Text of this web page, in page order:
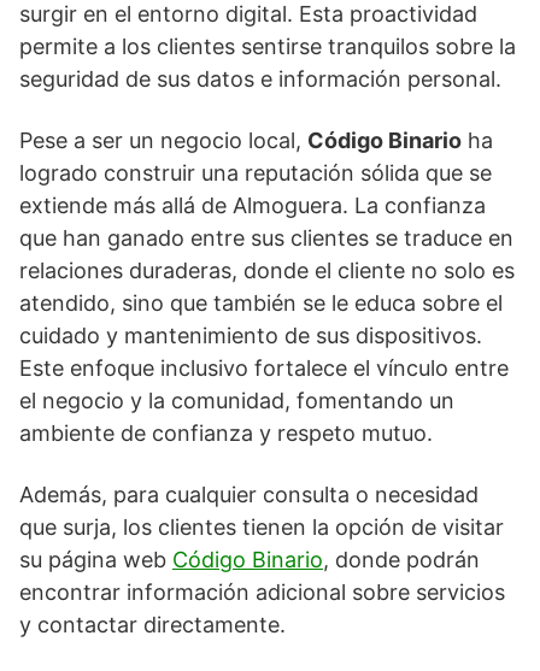
surgir en el entorno digital. Esta proactividad
permite a los clientes sentirse tranquilos sobre la
seguridad de sus datos e información personal.
Pese a ser un negocio local, Código Binario ha
logrado construir una reputación sólida que se
extiende más allá de Almoguera. La confianza
que han ganado entre sus clientes se traduce en
relaciones duraderas, donde el cliente no solo es
atendido, sino que también se le educa sobre el
cuidado y mantenimiento de sus dispositivos.
Este enfoque inclusivo fortalece el vínculo entre
el negocio y la comunidad, fomentando un
ambiente de confianza y respeto mutuo.
Además, para cualquier consulta o necesidad
que surja, los clientes tienen la opción de visitar
su página web Código Binario, donde podrán
encontrar información adicional sobre servicios
y contactar directamente.